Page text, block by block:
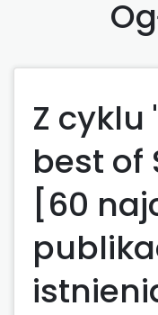
Z
best of
[60